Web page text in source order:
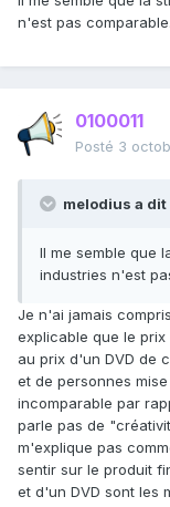
n'est pas comparable.
0100011
Posté 3
melodius a dit
Il me semble que
industries n'est
Je n'ai jamais
explicable que le
au prix d'un DVD de
et de personnes
incomparable par
parle pas de
m'explique pas
sentir sur le produit
et d'un DVD sont les